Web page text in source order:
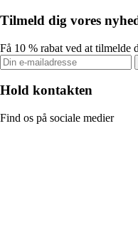
Tilmeld dig vores
Få 10 % rabat ved at tilmelde
Hold kontakten
Find os på sociale medier